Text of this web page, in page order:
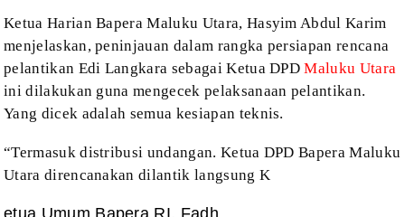
Ketua Harian Bapera Maluku Utara, Hasyim Abdul Karim
menjelaskan, peninjauan dalam rangka persiapan rencana
pelantikan Edi Langkara sebagai Ketua DPDMaluku Utara
ini dilakukan guna mengecek pelaksanaan pelantikan.
Yang dicek adalah semua kesiapan teknis.
“Termasuk distribusi undangan. Ketua DPD Bapera Maluku
Utara direncanakan dilantik langsung K